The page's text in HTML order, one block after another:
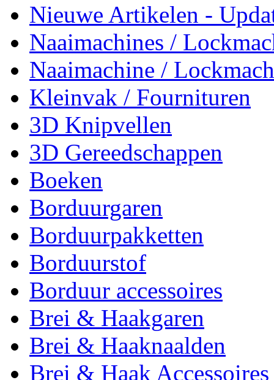
Nieuwe Artikelen -
Naaimachines /
Naaimachine /
Kleinvak / Fournituren
3D Knipvellen
3D Gereedschappen
Boeken
Borduurgaren
Borduurpakketten
Borduurstof
Borduur accessoires
Brei & Haakgaren
Brei & Haaknaalden
Brei & Haak Accessoires